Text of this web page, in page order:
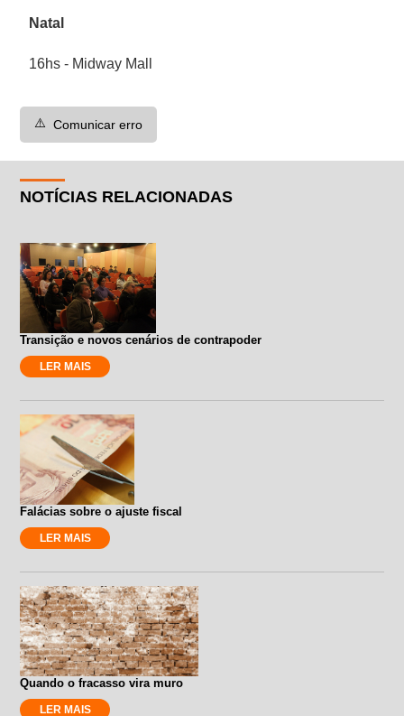
Natal
16hs - Midway Mall
⚠️ Comunicar erro
NOTÍCIAS RELACIONADAS
Transição e novos cenários de contrapoder
LER MAIS
Falácias sobre o ajuste fiscal
LER MAIS
Quando o fracasso vira muro
LER MAIS